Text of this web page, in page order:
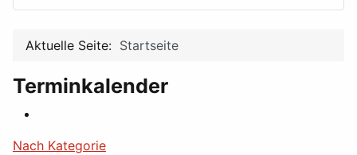
Aktuelle Seite: Startseite
Terminkalender
Nach Kategorie